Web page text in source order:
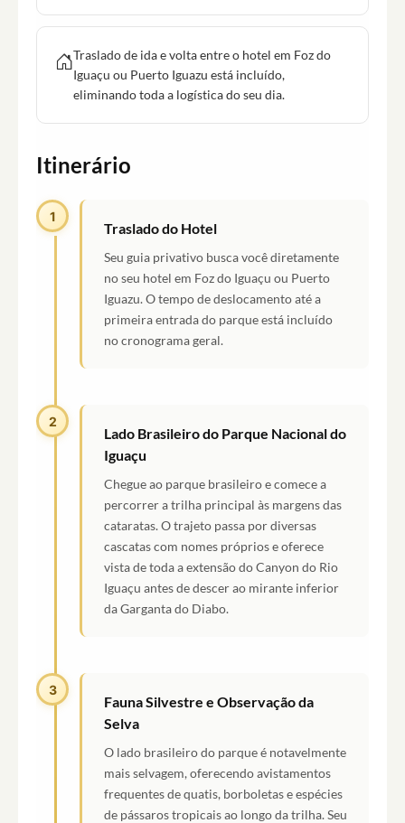
Traslado de ida e volta entre o hotel em Foz do
Iguaçu ou Puerto Iguazu está incluído,
eliminando toda a logística do seu dia.
Itinerário
1
Traslado do Hotel
Seu guia privativo busca você diretamente
no seu hotel em Foz do Iguaçu ou Puerto
Iguazu. O tempo de deslocamento até a
primeira entrada do parque está incluído
no cronograma geral.
2
Lado Brasileiro do Parque Nacional do
Iguaçu
Chegue ao parque brasileiro e comece a
percorrer a trilha principal às margens das
cataratas. O trajeto passa por diversas
cascatas com nomes próprios e oferece
vista de toda a extensão do Canyon do Rio
Iguaçu antes de descer ao mirante inferior
da Garganta do Diabo.
3
Fauna Silvestre e Observação da
Selva
O lado brasileiro do parque é notavelmente
mais selvagem, oferecendo avistamentos
frequentes de quatis, borboletas e espécies
de pássaros tropicais ao longo da trilha. Seu